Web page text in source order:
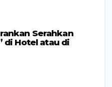
Serahkan
di Hotel atau di